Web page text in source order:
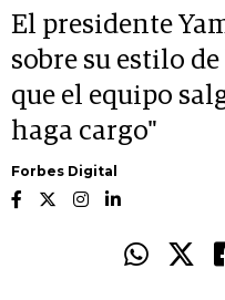
El presidente
sobre su estilo
que el equipo
haga cargo"
Forbes Digital